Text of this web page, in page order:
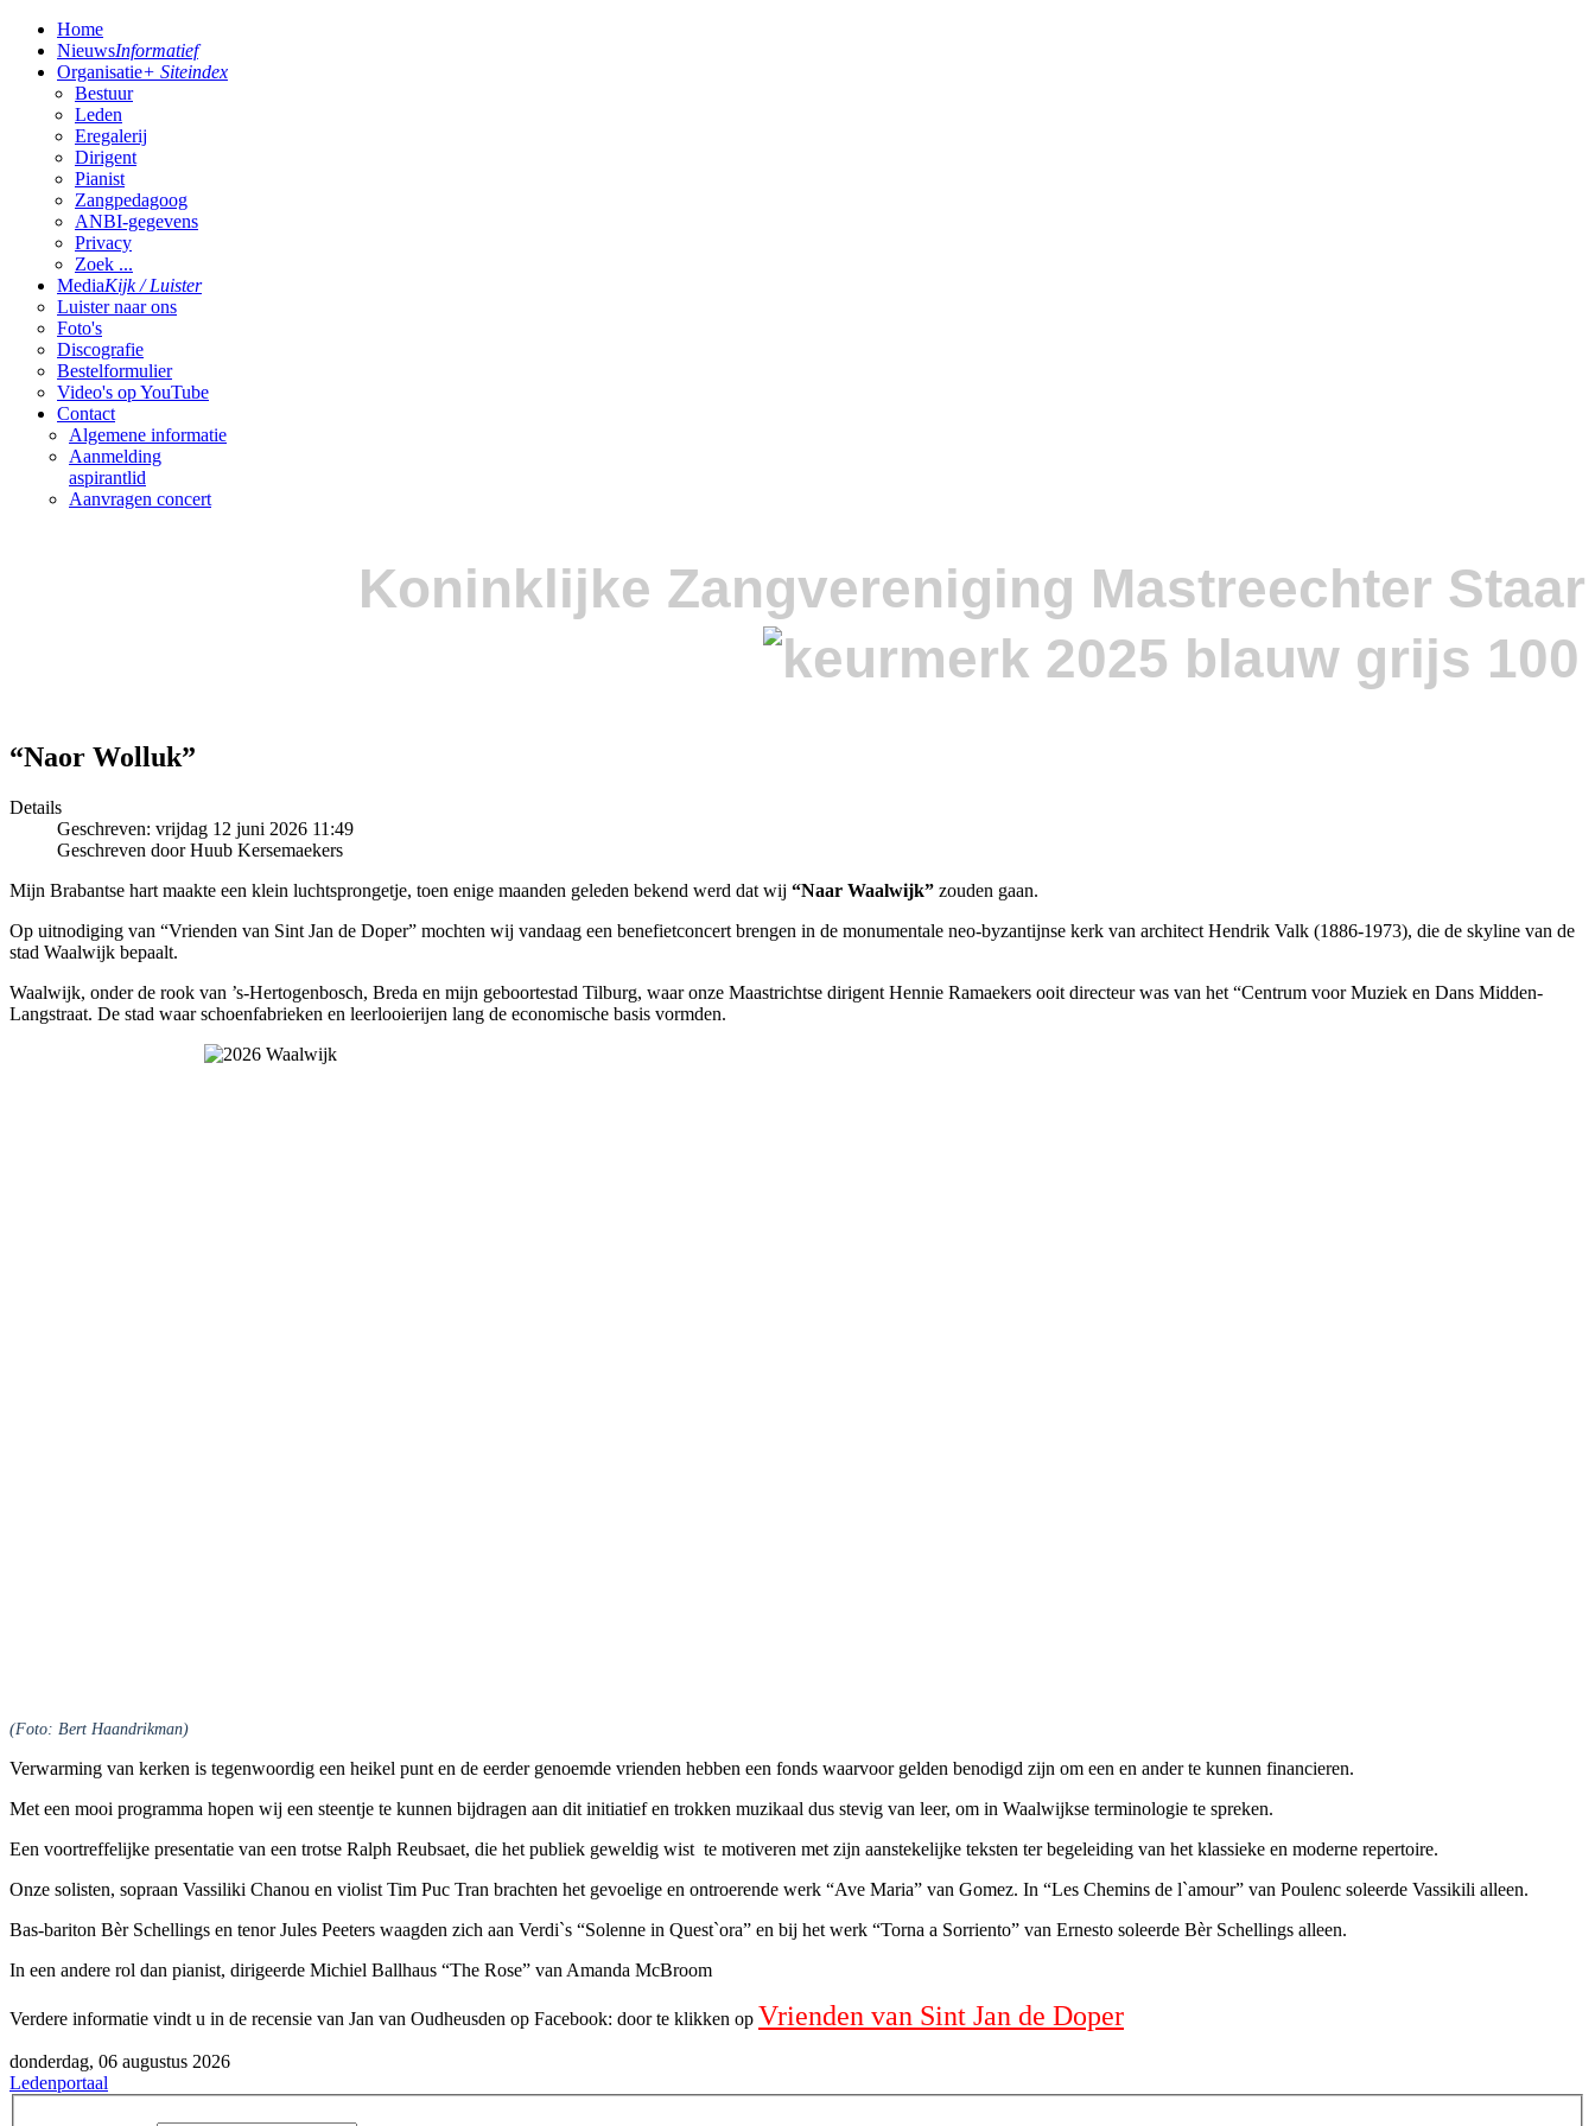
Home
NieuwsInformatief
Organisatie+ Siteindex
Bestuur
Leden
Eregalerij
Dirigent
Pianist
Zangpedagoog
ANBI-gegevens
Privacy
Zoek ...
MediaKijk / Luister
Luister naar ons
Foto's
Discografie
Bestelformulier
Video's op YouTube
Contact
Algemene informatie
Aanmelding
aspirantlid
Aanvragen concert
Koninklijke Zangvereniging Mastreechter Staar
“Naor Wolluk”
Details
Geschreven: vrijdag 12 juni 2026 11:49
Geschreven door Huub Kersemaekers
Mijn Brabantse hart maakte een klein luchtsprongetje, toen enige maanden geleden bekend werd dat wij “Naar Waalwijk” zouden gaan.
Op uitnodiging van “Vrienden van Sint Jan de Doper” mochten wij vandaag een benefietconcert brengen in de monumentale neo-byzantijnse kerk van architect Hendrik Valk (1886-1973), die de skyline van de
stad Waalwijk bepaalt.
Waalwijk, onder de rook van ’s-Hertogenbosch, Breda en mijn geboortestad Tilburg, waar onze Maastrichtse dirigent Hennie Ramaekers ooit directeur was van het “Centrum voor Muziek en Dans Midden-
Langstraat. De stad waar schoenfabrieken en leerlooierijen lang de economische basis vormden.
(Foto: Bert Haandrikman)
Verwarming van kerken is tegenwoordig een heikel punt en de eerder genoemde vrienden hebben een fonds waarvoor gelden benodigd zijn om een en ander te kunnen financieren.
Met een mooi programma hopen wij een steentje te kunnen bijdragen aan dit initiatief en trokken muzikaal dus stevig van leer, om in Waalwijkse terminologie te spreken.
Een voortreffelijke presentatie van een trotse Ralph Reubsaet, die het publiek geweldig wist te motiveren met zijn aanstekelijke teksten ter begeleiding van het klassieke en moderne repertoire.
Onze solisten, sopraan Vassiliki Chanou en violist Tim Puc Tran brachten het gevoelige en ontroerende werk “Ave Maria” van Gomez. In “Les Chemins de l`amour” van Poulenc soleerde Vassikili alleen.
Bas-bariton Bèr Schellings en tenor Jules Peeters waagden zich aan Verdi`s “Solenne in Quest`ora” en bij het werk “Torna a Sorriento” van Ernesto soleerde Bèr Schellings alleen.
In een andere rol dan pianist, dirigeerde Michiel Ballhaus “The Rose” van Amanda McBroom
Verdere informatie vindt u in de recensie van Jan van Oudheusden op Facebook: door te klikken op Vrienden van Sint Jan de Doper
donderdag, 06 augustus 2026
Ledenportaal